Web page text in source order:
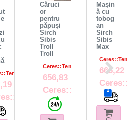
RON
Căruci
or
pentru
păpuși
Sirch
Sibis
Troll
Troll
Ceres::Template.crossPriceRRP
656,83 RON
Mașin
ă cu
tobog
an
Sirch
Sibis
Max
666,22